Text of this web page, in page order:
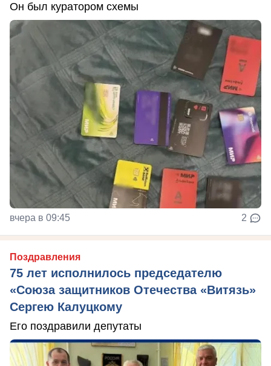
Он был куратором схемы
вчера в 09:45 2
Поздравления
75 лет исполнилось председателю
«Союза защитников Отечества «Витязь»
Сергею Калуцкому
Его поздравили депутаты